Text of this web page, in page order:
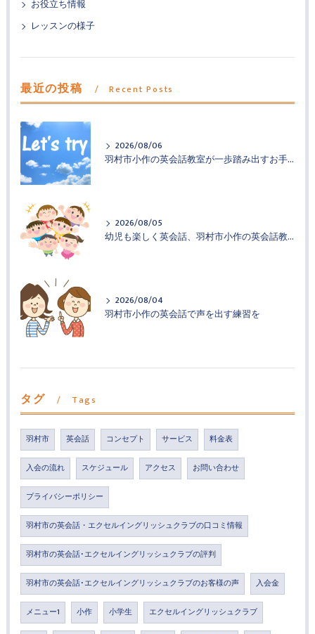
お役立ち情報
レッスンの様子
最近の投稿 Recent Posts
2026/08/06
羽村市小作の英会話教室が一歩踏み出すお手伝い
2026/08/05
幼児も楽しく英会話、羽村市小作の英会話教室
2026/08/04
羽村市小作の英会話で声を出す練習を
タグ Tags
羽村市 英会話 コンセプト サービス 料金表
入会の流れ スケジュール アクセス お問い合わせ
プライバシーポリシー
羽村市の英会話・エクセルイングリッシュクラブの口コミ情報
羽村市の英会話･エクセルイングリッシュクラブの評判
羽村市の英会話･エクセルイングリッシュクラブのお客様の声 入会金
メニュー1 小作 小学生 エクセルイングリッシュクラブ